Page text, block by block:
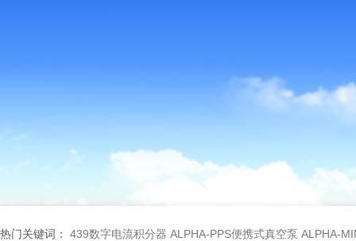
热门关键词： 439数字电流积分器 ALPHA-PPS便携式真空泵 ALPHA-